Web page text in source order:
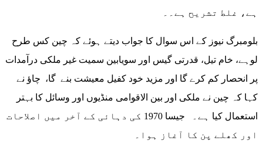
ہے، غلط تشریح ہے۔۔
بلومبرگ نیوز کے اس سوال کا جواب دیتے ہوئے کہ چین کس طرح
لوہے، خام تیل، قدرتی گیس اور سویابین سمیت غیر ملکی درآمدات
پر انحصار کم کرے گا اور مزید خود کفیل معیشت بنے گا، چاؤ نے
کہا کہ چین نے ملکی اور بین الاقوامی منڈیوں اور وسائل کا بہتر
استعمال کیا ہے۔ جیسا 1970 کی دہائی کے آخر میں اصلاحات
اور کھلے پن کا آغاز ہوا۔